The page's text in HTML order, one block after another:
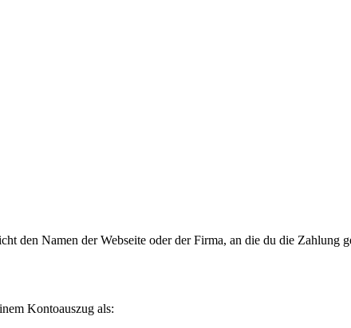
den Namen der Webseite oder der Firma, an die du die Zahlung
Kontoauszug als: